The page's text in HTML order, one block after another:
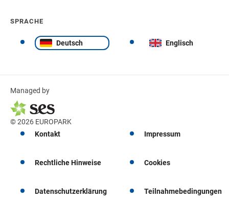
SPRACHE
Deutsch Englisch
Managed by
© 2026 EUROPARK
Kontakt
Impressum
Rechtliche Hinweise Cookies
Datenschutzerklärung Teilnahmebedingungen